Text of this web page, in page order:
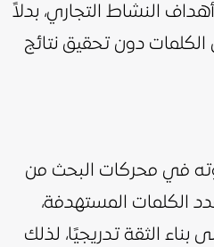
النشاط التجاري، بدلاً
دون تحقيق نتائج
في محركات البحث من
الكلمات المستهدفة،
بناء الثقة تدريجيًا، لذلك